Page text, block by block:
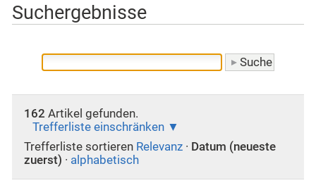
Suchergebnisse
162 Artikel gefunden.
Trefferliste einschränken
Trefferliste sortieren Relevanz · Datum (neueste
zuerst) · alphabetisch